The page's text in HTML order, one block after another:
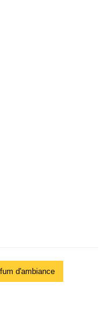
d'ambiance